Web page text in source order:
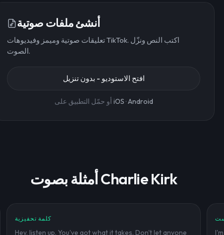
أنشئ ملفات صوتية
تعليقات صوتية وميمز وفيديوهات TikTok. اكتب النص ونزّل
الصوت.
افتح الاستوديو - بدون تنزيل
أو حمّل التطبيق على iOS ·Android
أمثلة بصوت Charlie Kirk
كلمة تحفيزية
Hey, listen up. You've got what it takes. Don't let anyone